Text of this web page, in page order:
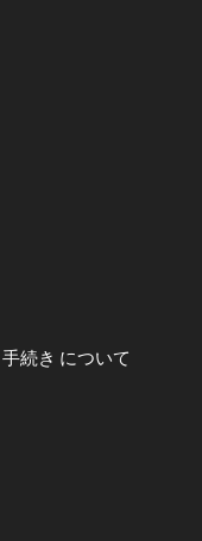
続き について